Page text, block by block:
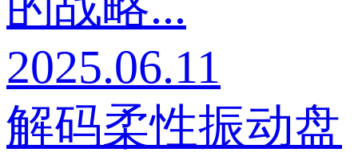
2025.06.11
解码柔性振动盘